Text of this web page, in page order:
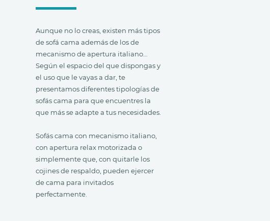
Aunque no lo creas, existen más tipos
de sofá cama además de los de
mecanismo de apertura italiano…
Según el espacio del que dispongas y
el uso que le vayas a dar, te
presentamos diferentes tipologías de
sofás cama para que encuentres la
que más se adapte a tus necesidades.
Sofás cama con mecanismo italiano,
con apertura relax motorizada o
simplemente que, con quitarle los
cojines de respaldo, pueden ejercer
de cama para invitados
perfectamente.